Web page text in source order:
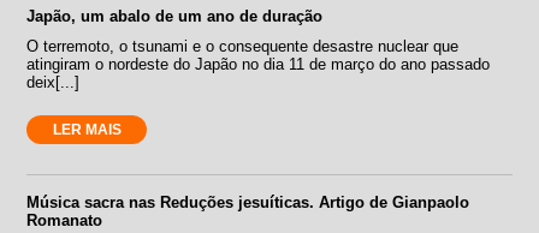
Japão, um abalo de um ano de duração
O terremoto, o tsunami e o consequente desastre nuclear que
atingiram o nordeste do Japão no dia 11 de março do ano passado
deix[...]
LER MAIS
Música sacra nas Reduções jesuíticas. Artigo de Gianpaolo
Romanato